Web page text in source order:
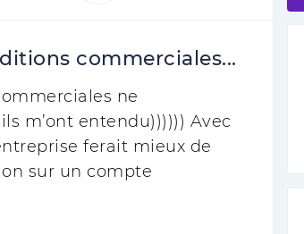
commerciales...
ne
m’ont entendu)))))) Avec
ferait mieux de
sur un compte